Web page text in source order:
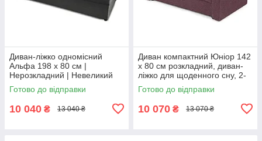
Диван-ліжко одномісний
Альфа 198 х 80 см |
Нерозкладний | Невеликий
диван для щоденного сну |
рогожка, сірий, лівий
Готово до відправки
10 040 ₴ 13 040 ₴
Диван компактний Юніор 142
х 80 см розкладний, диван-
ліжко для щоденного сну, 2-
місний, недорогий, рогожка,
беррі
Готово до відправки
10 070 ₴ 13 070 ₴